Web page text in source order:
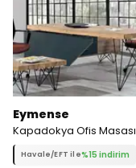
Eymense
Kapadokya Ofis Masası
Havale/EFT ile%15 indirim